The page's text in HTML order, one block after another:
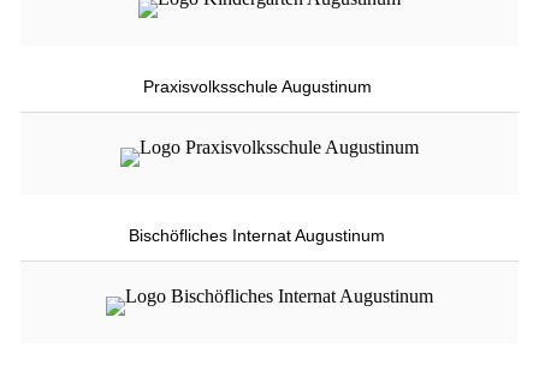
Praxisvolksschule Augustinum
Bischöfliches Internat Augustinum